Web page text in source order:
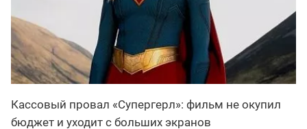
Кассовый провал «Супергерл»: фильм не окупил
бюджет и уходит с больших экранов